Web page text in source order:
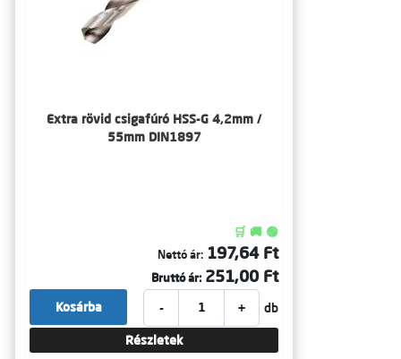
Extra rövid csigafúró HSS-G 4,2mm /
55mm DIN1897
🛒 🚚 🟢
Nettó ár: 197,64 Ft
Bruttó ár: 251,00 Ft
- + db
Kosárba
Részletek